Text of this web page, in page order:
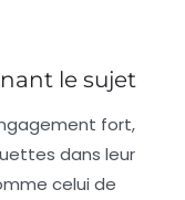
le sujet
fort,
dans leur
celui de